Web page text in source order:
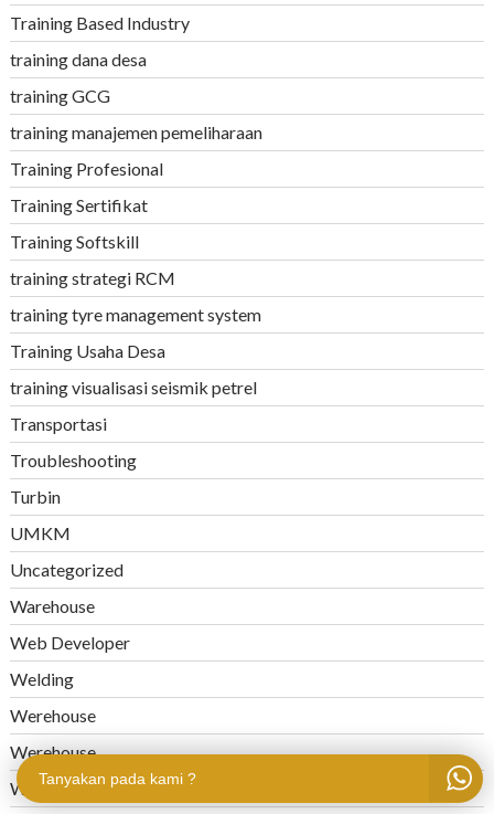
Training Based Industry
training dana desa
training GCG
training manajemen pemeliharaan
Training Profesional
Training Sertifikat
Training Softskill
training strategi RCM
training tyre management system
Training Usaha Desa
training visualisasi seismik petrel
Transportasi
Troubleshooting
Turbin
UMKM
Uncategorized
Warehouse
Web Developer
Welding
Werehouse
Werehouse
Wheel Loader
Tanyakan pada kami ?